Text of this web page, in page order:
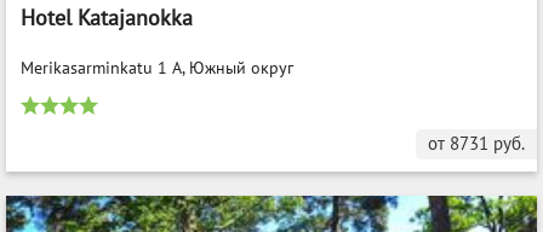
Hotel Katajanokka
Merikasarminkatu 1 A, Южный округ
от 8731 руб.